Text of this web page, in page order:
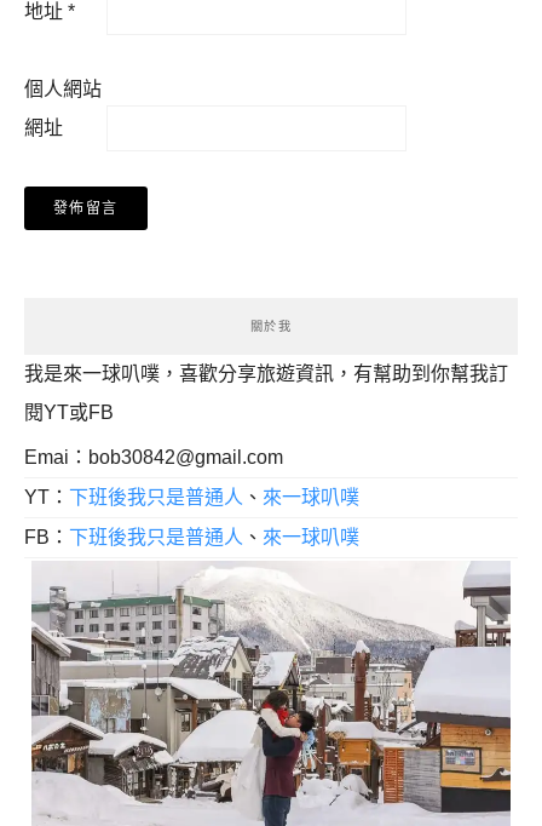
地址 *
個人網站
網址
關於我
我是來一球叭噗，喜歡分享旅遊資訊，有幫助到你幫我訂
閱YT或FB
Emai： bob30842@gmail.com
YT： 下班後我只是普通人 、 來一球叭噗
FB： 下班後我只是普通人 、 來一球叭噗